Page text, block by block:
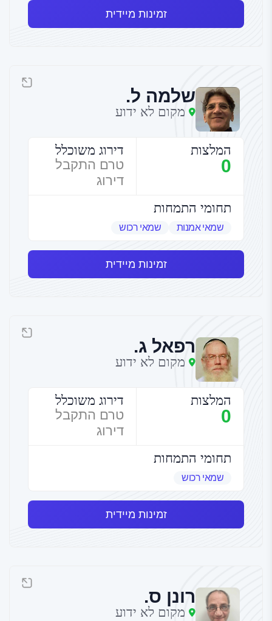
זמינות מיידית
שלמה ל.
מקום לא ידוע
המלצות
0
דירוג משוכלל
טרם התקבל
דירוג
תחומי התמחות
שמאי אמנות שמאי רכוש
זמינות מיידית
רפאל ג.
מקום לא ידוע
המלצות
0
דירוג משוכלל
טרם התקבל
דירוג
תחומי התמחות
שמאי רכוש
זמינות מיידית
רונן ס.
מקום לא ידוע